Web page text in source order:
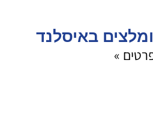
באיסלנד
»